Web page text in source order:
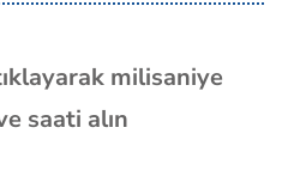
milisaniye
saati alın